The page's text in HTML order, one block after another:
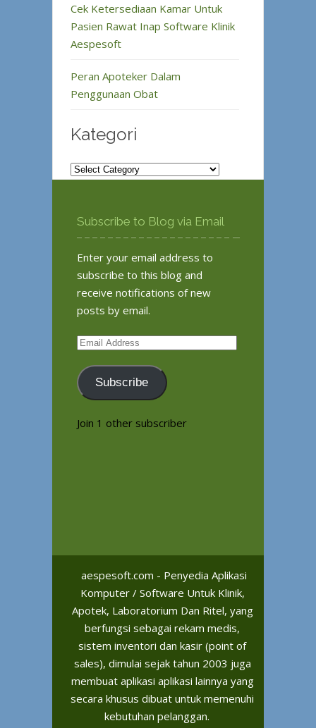
Cek Ketersediaan Kamar Untuk
Pasien Rawat Inap Software Klinik
Aespesoft
Peran Apoteker Dalam
Penggunaan Obat
Kategori
Kategori
Subscribe to Blog via Email
Enter your email address to
subscribe to this blog and
receive notifications of new
posts by email.
Email
Subscribe
Join 1 other subscriber
aespesoft.com - Penyedia Aplikasi
Komputer / Software Untuk Klinik,
Apotek, Laboratorium Dan Ritel, yang
berfungsi sebagai rekam medis,
sistem inventori dan kasir (point of
sales), dimulai sejak tahun 2003 juga
membuat aplikasi aplikasi lainnya yang
secara khusus dibuat untuk memenuhi
kebutuhan pelanggan.